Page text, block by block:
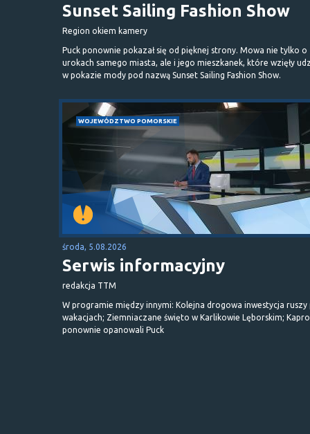
Sunset Sailing Fashion Show
Region okiem kamery
Puck ponownie pokazał się od pięknej strony. Mowa nie tylko o
urokach samego miasta, ale i jego mieszkanek, które wzięły
w pokazie mody pod nazwą Sunset Sailing Fashion Show.
WOJEWÓDZTWO POMORSKIE
środa, 5.08.2026
Serwis informacyjny
redakcja TTM
W programie między innymi: Kolejna drogowa inwestycja ruszy
wakacjach; Ziemniaczane święto w Karlikowie Lęborskim;
ponownie opanowali Puck